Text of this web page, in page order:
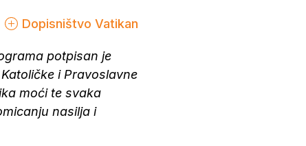
Dopisništvo Vatikan
potpisan je
i Pravoslavne
moći te svaka
nasilja i